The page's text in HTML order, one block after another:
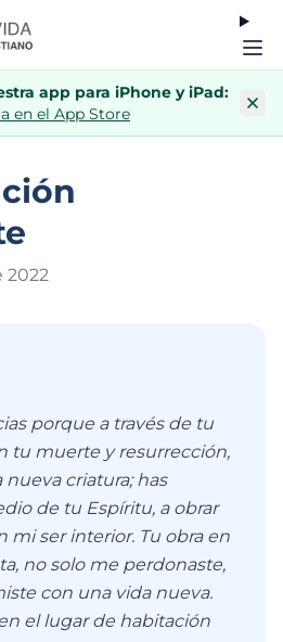
app para iPhone y iPad:
en el App Store
2022
porque a través de tu
tu muerte y resurrección,
criatura; has
de tu Espíritu, a obrar
mi ser interior. Tu obra en
no solo me perdonaste,
con una vida nueva.
el lugar de habitación